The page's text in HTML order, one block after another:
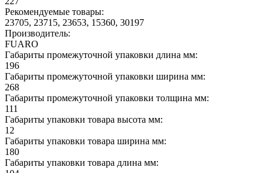
Рекомендуемые товары:
23705, 23715, 23653, 15360, 30197
Производитель:
FUARO
Габариты промежуточной упаковки длина мм:
196
Габариты промежуточной упаковки ширина мм:
268
Габариты промежуточной упаковки толщина мм:
111
Габариты упаковки товара высота мм:
12
Габариты упаковки товара ширина мм:
180
Габариты упаковки товара длина мм: